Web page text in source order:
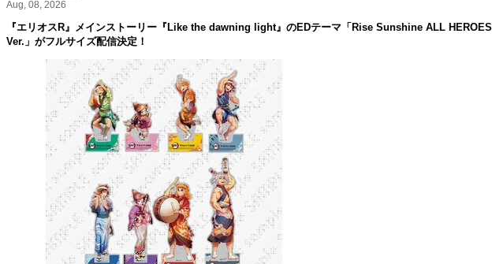
Aug, 08, 2026
『エリオスR』メインストーリー『Like the dawning light』のEDテーマ「Rise Sunshine ALL HEROES
Ver.」がフルサイズ配信決定！